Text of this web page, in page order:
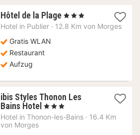
Hôtel de la Plage 1
Nacht
, 3 Sterne
Hotel in Publier · 12.8 Km von Morges
Gratis WLAN
Restaurant
Aufzug
ibis Styles Thonon Les
Bains Hotel 1
Nacht
, 3 Sterne
Hotel in Thonon-les-Bains · 16.4 Km
von Morges